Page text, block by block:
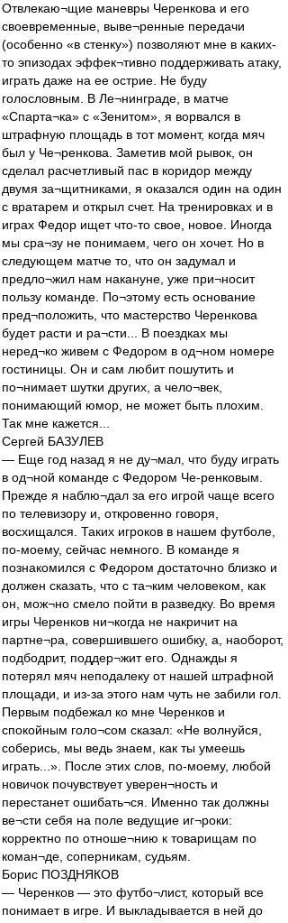
Отвлекаю¬щие маневры Черенкова и его
своевременные, выве¬ренные передачи
(особенно «в стенку») позволяют мне в каких-
то эпизодах эффек¬тивно поддерживать атаку,
играть даже на ее острие. Не буду
голословным. В Ле¬нинграде, в матче
«Спарта¬ка» с «Зенитом», я ворвался в
штрафную площадь в тот момент, когда мяч
был у Че¬ренкова. Заметив мой рывок, он
сделал расчетливый пас в коридор между
двумя за¬щитниками, я оказался один на один
с вратарем и открыл счет. На тренировках и в
играх Федор ищет что-то свое, новое. Иногда
мы сра¬зу не понимаем, чего он хочет. Но в
следующем матче то, что он задумал и
предло¬жил нам накануне, уже при¬носит
пользу команде. По¬этому есть основание
пред¬положить, что мастерство Черенкова
будет расти и ра¬сти... В поездках мы
неред¬ко живем с Федором в од¬ном номере
гостиницы. Он и сам любит пошутить и
по¬нимает шутки других, а чело¬век,
понимающий юмор, не может быть плохим.
Так мне кажется...
Сергей БАЗУЛЕВ
— Еще год назад я не ду¬мал, что буду играть
в од¬ной команде с Федором Че-ренковым.
Прежде я наблю¬дал за его игрой чаще всего
по телевизору и, откровенно говоря,
восхищался. Таких игроков в нашем футболе,
по-моему, сейчас немного. В команде я
познакомился с Федором достаточно близко и
должен сказать, что с та¬ким человеком, как
он, мож¬но смело пойти в разведку. Во время
игры Черенков ни¬когда не накричит на
партне¬ра, совершившего ошибку, а, наоборот,
подбодрит, поддер¬жит его. Однажды я
потерял мяч неподалеку от нашей штрафной
площади, и из-за этого нам чуть не забили гол.
Первым подбежал ко мне Черенков и
спокойным голо¬сом сказал: «Не волнуйся,
соберись, мы ведь знаем, как ты умеешь
играть...». После этих слов, по-моему, любой
новичок почувствует уверен¬ность и
перестанет ошибать¬ся. Именно так должны
ве¬сти себя на поле ведущие иг¬роки:
корректно по отноше¬нию к товарищам по
коман¬де, соперникам, судьям.
Борис ПОЗДНЯКОВ
— Черенков — это футбо¬лист, который все
понимает в игре. И выкладывается в ней до